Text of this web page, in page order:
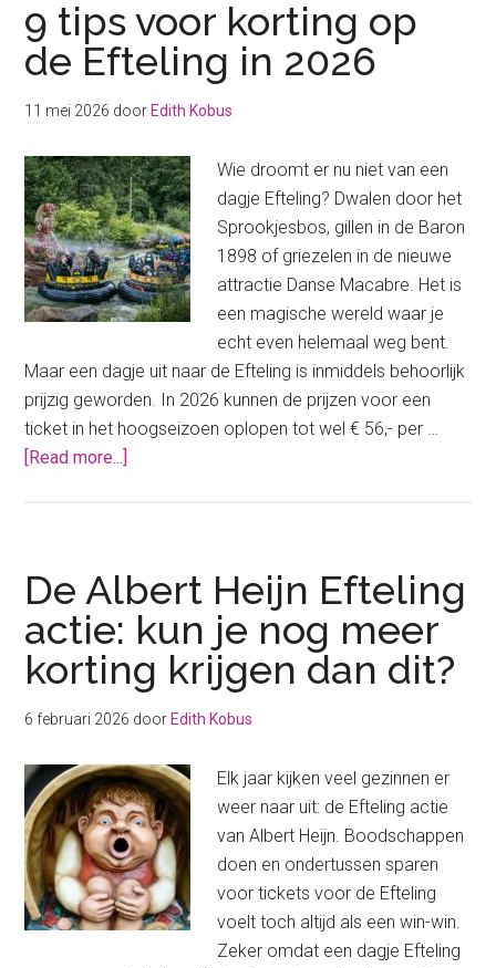
9 tips voor korting op
de Efteling in 2026
11 mei 2026 door Edith Kobus
Wie droomt er nu niet van een
dagje Efteling? Dwalen door het
Sprookjesbos, gillen in de Baron
1898 of griezelen in de nieuwe
attractie Danse Macabre. Het is
een magische wereld waar je
echt even helemaal weg bent.
Maar een dagje uit naar de Efteling is inmiddels behoorlijk
prijzig geworden. In 2026 kunnen de prijzen voor een
ticket in het hoogseizoen oplopen tot wel € 56,- per …
[Read more...]
korting
op
de
Efteling
in
2026
De Albert Heijn Efteling
actie: kun je nog meer
korting krijgen dan dit?
6 februari 2026 door Edith Kobus
Elk jaar kijken veel gezinnen er
weer naar uit: de Efteling actie
van Albert Heijn. Boodschappen
doen en ondertussen sparen
voor tickets voor de Efteling
voelt toch altijd als een win-win.
Zeker omdat een dagje Efteling